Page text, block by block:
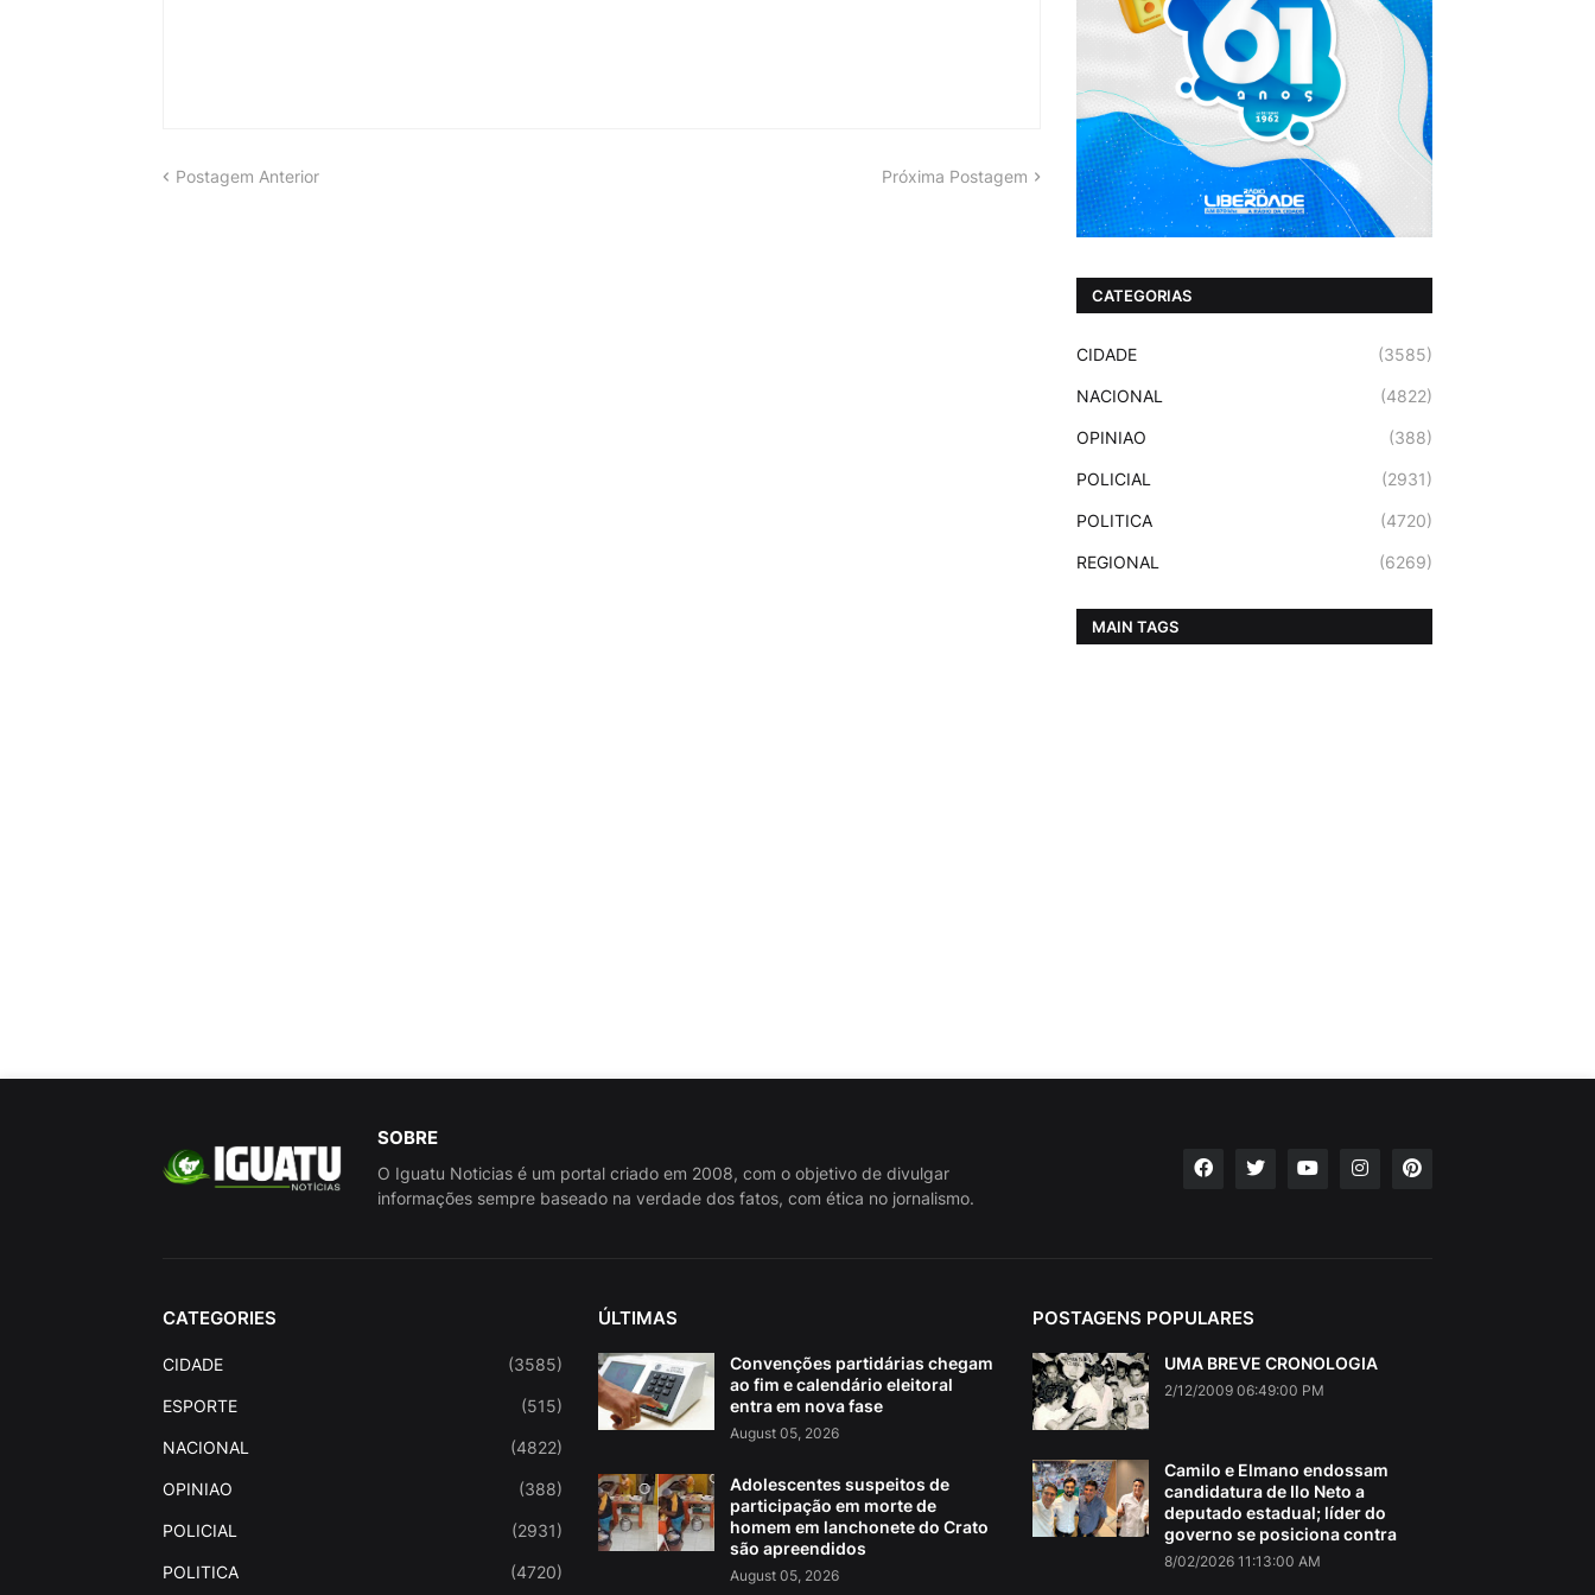
Postagem Anterior Próxima Postagem
CATEGORIAS
CIDADE (3585)
NACIONAL (4822)
OPINIAO (388)
POLICIAL (2931)
POLITICA (4720)
REGIONAL (6269)
MAIN TAGS
SOBRE
O Iguatu Noticias é um portal criado em 2008, com o objetivo de divulgar
informações sempre baseado na verdade dos fatos, com ética no jornalismo.
CATEGORIES
CIDADE (3585)
ESPORTE (515)
NACIONAL (4822)
OPINIAO (388)
POLICIAL (2931)
POLITICA (4720)
ÚLTIMAS
Convenções partidárias chegam
ao fim e calendário eleitoral
entra em nova fase
August 05, 2026
Adolescentes suspeitos de
participação em morte de
homem em lanchonete do Crato
são apreendidos
August 05, 2026
POSTAGENS POPULARES
UMA BREVE CRONOLOGIA
2/12/2009 06:49:00 PM
Camilo e Elmano endossam
candidatura de Ilo Neto a
deputado estadual; líder do
governo se posiciona contra
8/02/2026 11:13:00 AM